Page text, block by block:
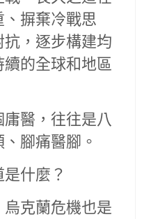
摒棄冷戰思
，逐步構建均
的全球和地區
醫，往往是八
腳痛醫腳。
什麼？
克蘭危機也是